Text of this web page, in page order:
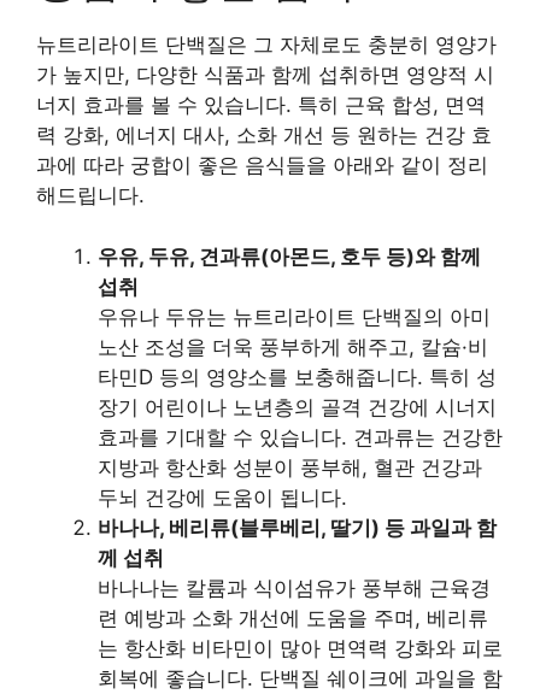
뉴트리라이트 단백질은 그 자체로도 충분히 영양가
가 높지만, 다양한 식품과 함께 섭취하면 영양적 시
너지 효과를 볼 수 있습니다. 특히 근육 합성, 면역
력 강화, 에너지 대사, 소화 개선 등 원하는 건강 효
과에 따라 궁합이 좋은 음식들을 아래와 같이 정리
해드립니다.
우유, 두유, 견과류(아몬드, 호두 등)와 함께
섭취
우유나 두유는 뉴트리라이트 단백질의 아미
노산 조성을 더욱 풍부하게 해주고, 칼슘·비
타민D 등의 영양소를 보충해줍니다. 특히 성
장기 어린이나 노년층의 골격 건강에 시너지
효과를 기대할 수 있습니다. 견과류는 건강한
지방과 항산화 성분이 풍부해, 혈관 건강과
두뇌 건강에 도움이 됩니다.
바나나, 베리류(블루베리, 딸기) 등 과일과 함
께 섭취
바나나는 칼륨과 식이섬유가 풍부해 근육경
련 예방과 소화 개선에 도움을 주며, 베리류
는 항산화 비타민이 많아 면역력 강화와 피로
회복에 좋습니다. 단백질 쉐이크에 과일을 함